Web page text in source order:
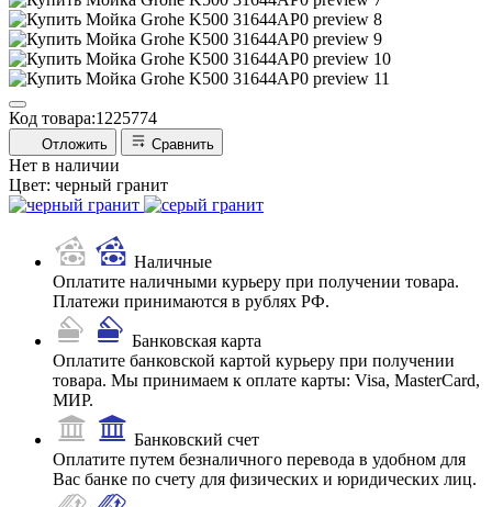
Код товара:1225774
Отложить Сравнить
Нет в наличии
Цвет: черный гранит
Наличные
Оплатите наличными курьеру при получении товара.
Платежи принимаются в рублях РФ.
Банковская карта
Оплатите банковской картой курьеру при получении
товара. Мы принимаем к оплате карты: Visa, MasterCard,
МИР.
Банковский счет
Оплатите путем безналичного перевода в удобном для
Вас банке по счету для физических и юридических лиц.